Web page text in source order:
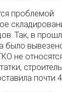
проблемой
Так, в
было
не
почти